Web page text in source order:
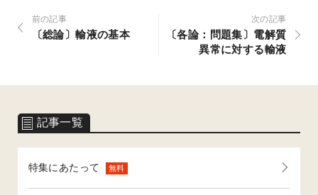
記事一覧
特集にあたって 無料
前の記事
〔総論〕輸液の基本
次の記事
〔各論：問題集〕電解質
異常に対する輸液